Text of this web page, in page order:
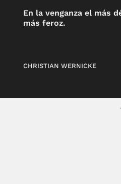
En la venganza el más
más feroz.
CHRISTIAN WERNICKE